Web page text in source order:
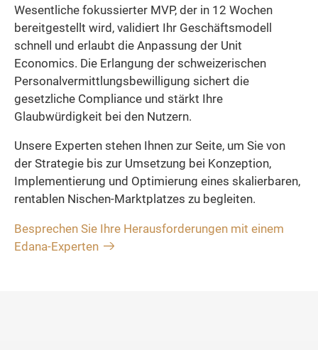
Wesentliche fokussierter MVP, der in 12 Wochen
bereitgestellt wird, validiert Ihr Geschäftsmodell
schnell und erlaubt die Anpassung der Unit
Economics. Die Erlangung der schweizerischen
Personalvermittlungsbewilligung sichert die
gesetzliche Compliance und stärkt Ihre
Glaubwürdigkeit bei den Nutzern.
Unsere Experten stehen Ihnen zur Seite, um Sie von
der Strategie bis zur Umsetzung bei Konzeption,
Implementierung und Optimierung eines skalierbaren,
rentablen Nischen-Marktplatzes zu begleiten.
Besprechen Sie Ihre Herausforderungen mit einem
Edana-Experten